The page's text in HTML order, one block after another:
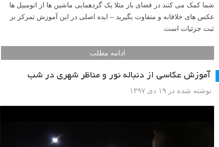
شما کمک می کنند در فضای باز مثلا یک گردهمایی ماشین ها از اتومبیل ها
عکس های خلاقانه و متفاوت بگیرید – ایده اصلی در این آموزش تمرکز بر
ثبت جزئیات است.
ادامه مطلب
آموزش عکاسی از دنباله نور و مناظر شهری در شب
نوشته شده در ۱۹ دی ۱۳۹۷